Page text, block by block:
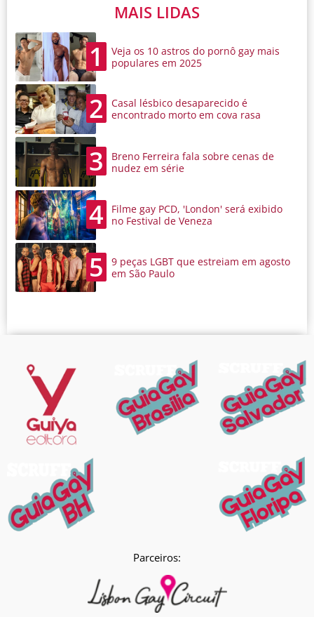
MAIS LIDAS
1
Veja os 10 astros do pornô gay mais
populares em 2025
2
Casal lésbico desaparecido é
encontrado morto em cova rasa
3
Breno Ferreira fala sobre cenas de
nudez em série
4
Filme gay PCD, 'London' será exibido
no Festival de Veneza
5
9 peças LGBT que estreiam em agosto
em São Paulo
Parceiros: